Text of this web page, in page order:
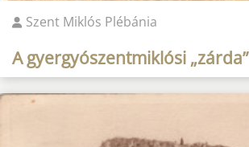
Szent Miklós Plébánia
A gyergyószentmiklósi „zárda”